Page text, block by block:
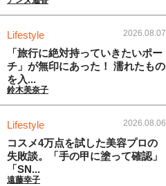
Lifestyle 2026.08.07
「旅行に絶対持っていきたいポー
チ」が無印にあった！ 濡れたもの
を入...
鈴木美奈子
Lifestyle 2026.08.06
コスメ4万点を試した美容プロの
失敗談。「手の甲に塗って確認」
「SN...
遠藤幸子